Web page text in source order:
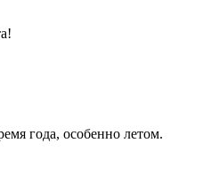
года, особенно летом.